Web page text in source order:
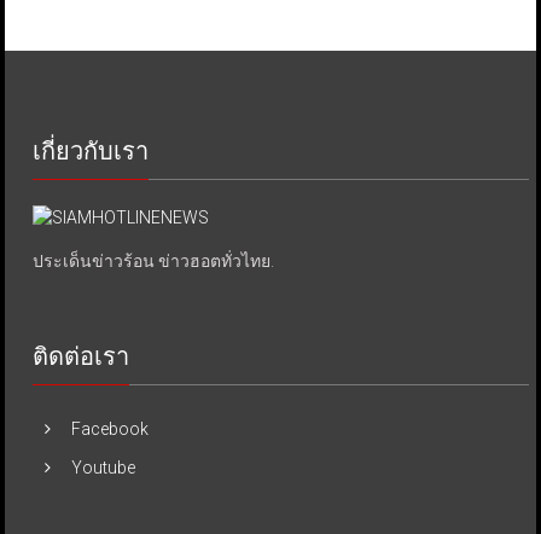
เกี่ยวกับเรา
ประเด็นข่าวร้อน ข่าวฮอตทั่วไทย.
ติดต่อเรา
Facebook
Youtube